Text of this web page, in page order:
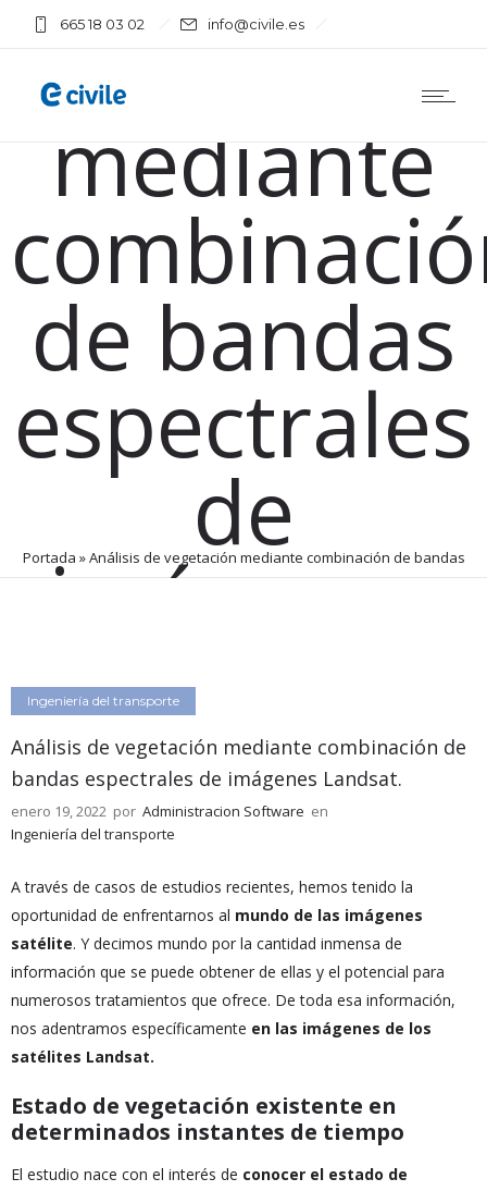
665 18 03 02 info@civile.es
vegetación
mediante
de bandas
espectrales
de
imágenes
Landsat.
enero 19, 2022 por Administracion Software
Comentarios
2395 Views
Portada »Análisis de vegetación mediante combinación de bandas
Ingeniería del transporte
Análisis de vegetación mediante combinación de
bandas espectrales de imágenes Landsat.
enero 19, 2022 por Administracion Software en
Ingeniería del transporte
A través de casos de estudios recientes, hemos tenido la
oportunidad de enfrentarnos al mundo de las imágenes
satélite. Y decimos mundo por la cantidad inmensa de
información que se puede obtener de ellas y el potencial para
numerosos tratamientos que ofrece. De toda esa información,
nos adentramos específicamente en las imágenes de los
satélites Landsat.
Estado de vegetación existente en
determinados instantes de tiempo
El estudio nace con el interés de conocer el estado de